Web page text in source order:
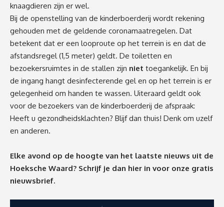
knaagdieren zijn er wel.
Bij de openstelling van de kinderboerderij wordt rekening
gehouden met de geldende coronamaatregelen. Dat
betekent dat er een looproute op het terrein is en dat de
afstandsregel (1,5 meter) geldt. De toiletten en
bezoekersruimtes in de stallen zijn niet toegankelijk. En bij
de ingang hangt desinfecterende gel en op het terrein is er
gelegenheid om handen te wassen. Uiteraard geldt ook
voor de bezoekers van de kinderboerderij de afspraak:
Heeft u gezondheidsklachten? Blijf dan thuis! Denk om uzelf
en anderen.
Elke avond op de hoogte van het laatste nieuws uit de
Hoeksche Waard? Schrijf je dan hier in voor onze gratis
nieuwsbrief.